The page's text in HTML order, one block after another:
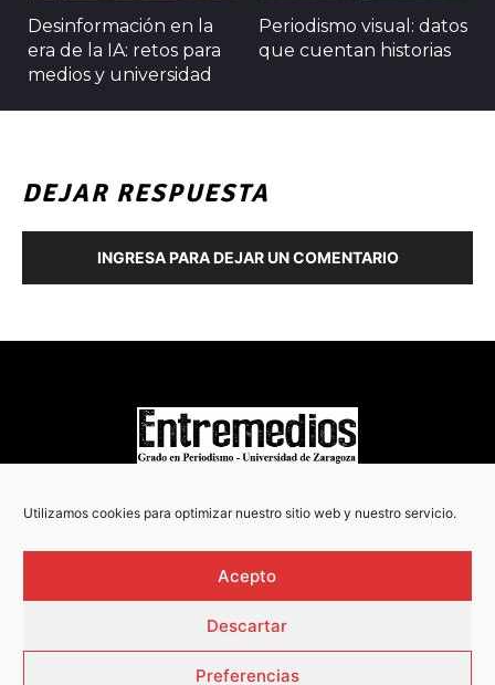
Utilizamos cookies para optimizar nuestro sitio web y nuestro servicio.
Acepto
Descartar
Preferencias
Desinformación en la
era de la IA: retos para
medios y universidad
Periodismo visual: datos
que cuentan historias
DEJAR RESPUESTA
INGRESA PARA DEJAR UN COMENTARIO